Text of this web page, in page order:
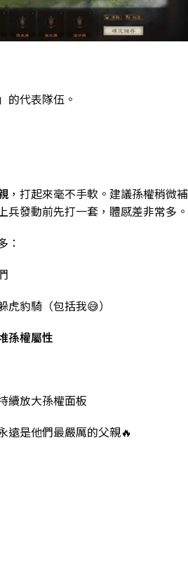
的代表隊伍。
，打起來毫不手軟。建議孫權稍微補
兵發動前先打一套，體感差非常多。
：
豹騎（包括我😅）
孫權屬性
續放大孫權面板
遠是他們最嚴厲的父親🔥